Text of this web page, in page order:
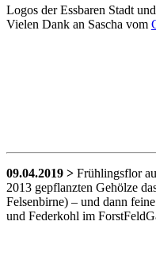
Logos der Essbaren Stadt
Vielen Dank an Sascha vom
09.04.2019 > Frühlingsflor
2013 gepflanzten Gehölze
Felsenbirne) – und dann
und Federkohl im